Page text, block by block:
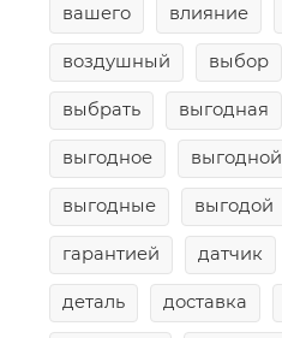
вашего влияние
воздушный выбор
выбрать выгодная
выгодное выгодной
выгодные выгодой
гарантией датчик
деталь доставка